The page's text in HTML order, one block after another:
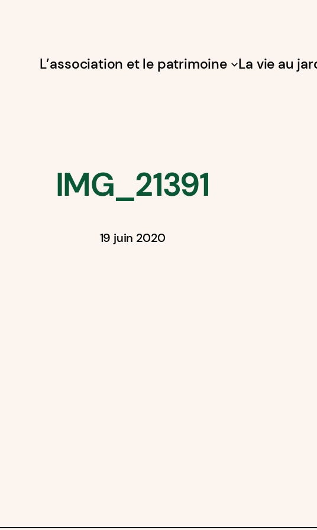
L’association et le patrimoine La vie au
IMG_21391
19 juin 2020